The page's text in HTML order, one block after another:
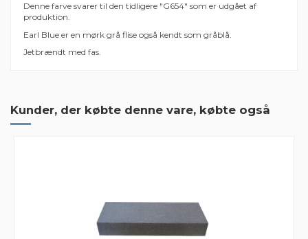
Denne farve svarer til den tidligere "G654" som er udgået af
produktion.
Earl Blue er en mørk grå flise også kendt som gråblå.
Jetbrændt med fas.
Kunder, der købte denne vare, købte også